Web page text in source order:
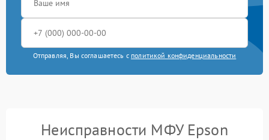
Отправляя, Вы соглашаетесь с политикой конфиденциальности
Неисправности МФУ Epson